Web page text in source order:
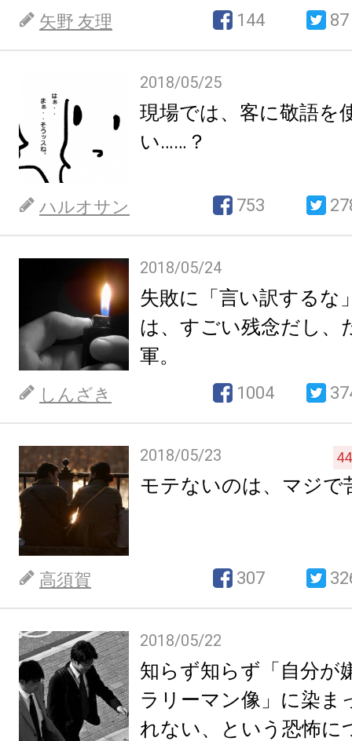
矢野 友理 144 87
2018/05/25
現場では、客に敬語を
い……？
ハルオサン 753
2018/05/24
失敗に「言い訳するな
は、すごい残念だし、
軍。
しんざき 1004
2018/05/23
モテないのは、マジで
高須賀 307
2018/05/22
知らず知らず「自分が
ラリーマン像」に染ま
れない、という恐怖に